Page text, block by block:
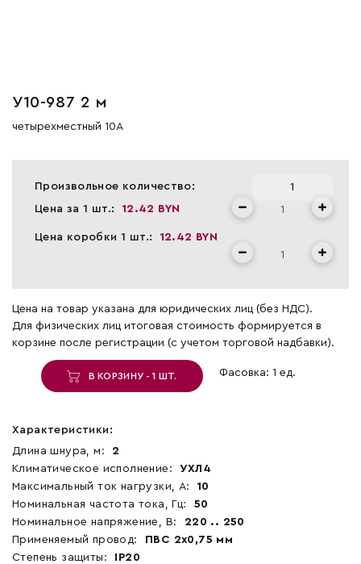
У10-987 2 м
четырехместный 10А
Произвольное количество:
Цена за 1 шт.:
12.42 BYN
Цена коробки 1 шт.: 12.42 BYN
Цена на товар указана для юридических лиц (без НДС).
Для физических лиц итоговая стоимость формируется в
корзине после регистрации (с учетом торговой надбавки).
В КОРЗИНУ - 1 ШТ. Фасовка: 1 ед.
Характеристики:
Длина шнура, м:
2
Климатическое исполнение:
УХЛ4
Максимальный ток нагрузки, А:
10
Номинальная частота тока, Гц:
50
Номинальное напряжение, В:
220 .. 250
Применяемый провод:
ПВС 2х0,75 мм
Степень защиты:
IP20